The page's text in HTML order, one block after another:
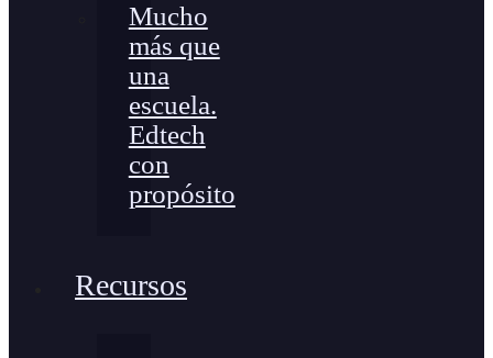
Mucho
más que
una
escuela.
Edtech
con
propósito
Recursos